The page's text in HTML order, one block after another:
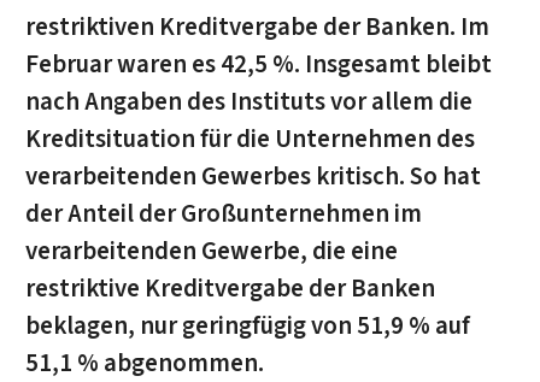
restriktiven Kreditvergabe der Banken. Im
Februar waren es 42,5 %. Insgesamt bleibt
nach Angaben des Instituts vor allem die
Kreditsituation für die Unternehmen des
verarbeitenden Gewerbes kritisch. So hat
der Anteil der Großunternehmen im
verarbeitenden Gewerbe, die eine
restriktive Kreditvergabe der Banken
beklagen, nur geringfügig von 51,9 % auf
51,1 % abgenommen.